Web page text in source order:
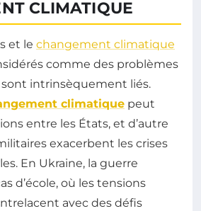
CLIMATIQUE
et le changement climatique
comme des problèmes
intrinsèquement liés.
climatique peut
entre les États, et d’autre
exacerbent les crises
En Ukraine, la guerre
d’école, où les tensions
avec des défis